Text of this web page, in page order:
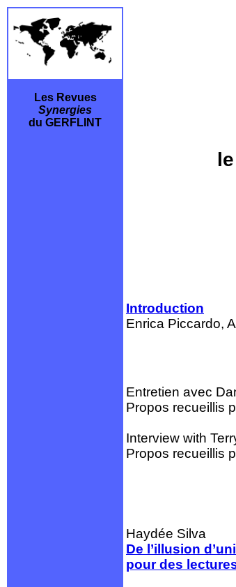
Les Revues
Synergies
du GERFLINT
Introduction
Enrica Piccardo,
Entretien avec
Propos recueillis
Interview with
Propos recueillis
Haydée Silva
De l’illusion
pour des